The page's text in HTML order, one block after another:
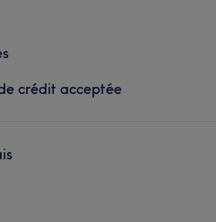
crédit acceptée